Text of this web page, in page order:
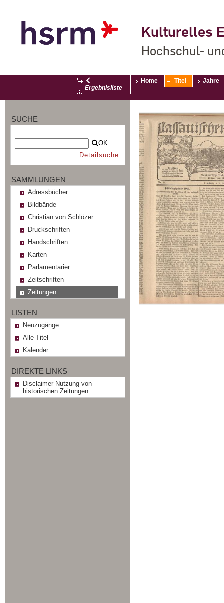
Kulturelles
Hochschul-
Ergebnisliste
Home Titel Jahre
SUCHE
OK
Detailsuche
SAMMLUNGEN
Adressbücher
Bildbände
Christian von Schlözer
Druckschriften
Handschriften
Karten
Parlamentarier
Zeitschriften
Zeitungen
LISTEN
Neuzugänge
Alle Titel
Kalender
DIREKTE LINKS
Disclaimer Nutzung von
historischen Zeitungen